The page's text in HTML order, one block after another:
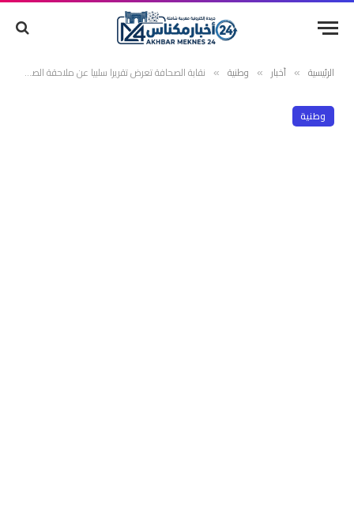
الرئيسية » أخبار » وطنية » نقابة الصحافة تعرض تقريرا سلبيا عن ملاحقة الصحافيين.. والبقالي يقول: لسنا معارضة
وطنية